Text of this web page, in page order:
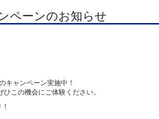
ペーンのお知らせ
キャンペーン実施中！
ひこの機会にご体験ください。